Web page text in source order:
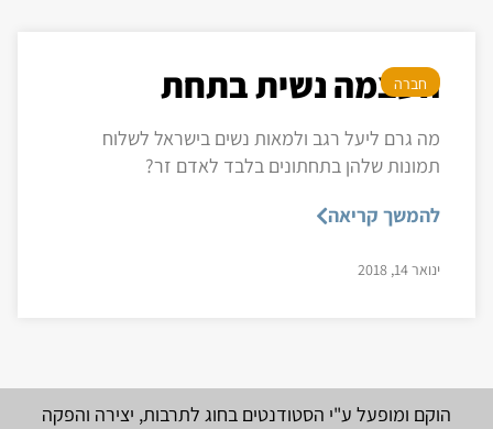
חברה
העצמה נשית בתחת
מה גרם ליעל רגב ולמאות נשים בישראל לשלוח
תמונות שלהן בתחתונים בלבד לאדם זר?
להמשך קריאה
ינואר 14, 2018
הוקם ומופעל ע"י הסטודנטים בחוג לתרבות, יצירה והפקה